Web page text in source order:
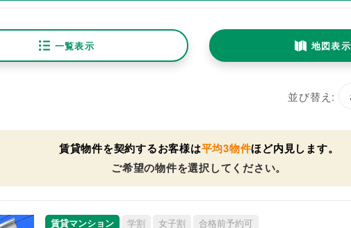
一覧表示 地図表示
並び替え:
賃貸物件を契約するお客様は平均3物件ほど内見します。
ご希望の物件を選択してください。
賃貸マンション 学割 女子割 合格前予約可